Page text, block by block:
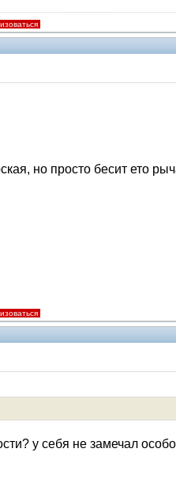
но просто бесит ето
у себя не замечал